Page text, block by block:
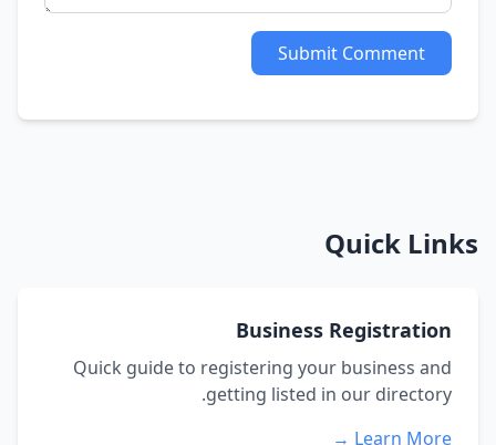
Submit Comment
Quick Links
Business Registration
Quick guide to registering your business and
getting listed in our directory.
Learn More →